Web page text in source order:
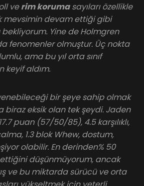
verim korumasayıları özellikle
devam ettiği gibi
bekliyorum. Yine de Holmgren
fenomenler olmuştur. Üç nokta
ama bu yıl orta sınıf
keyif aldım.
bir şeye sahip olmak
biraz eksik olan tek şeydi. Jaden
puan (57/50/85), 4.5 karşılıklı,
1.3 blok Whew, dostum,
olabilir. En derinden% 50
düşünmüyorum, ancak
ve bu miktarda sürücü ve orta